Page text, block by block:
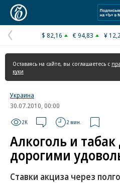
Предыдущая
страница
$ 82,16 € 94,83 ¥
Оставаясь на сайте, вы соглашаетесь с
куки
Украина
30.07.2010, 00:00
2K 2 мин.
Алкоголь и
дорогими
Ставки акциза через